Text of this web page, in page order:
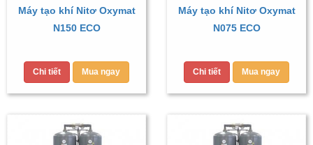
Máy tạo khí Nitơ Oxymat
N150 ECO
Chi tiết Mua ngay
Máy tạo khí Nitơ Oxymat
N075 ECO
Chi tiết Mua ngay